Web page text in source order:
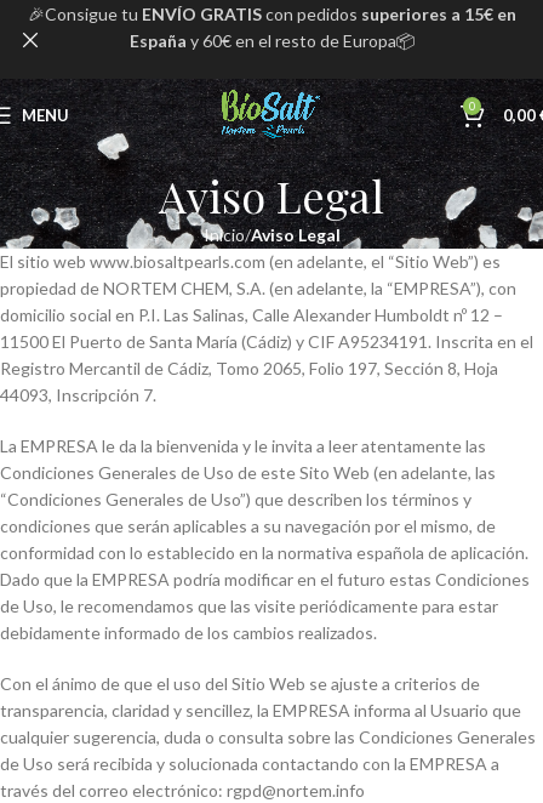
MENU 0 0,00
Aviso Legal
Inicio Aviso Legal
El sitio web www.biosaltpearls.com (en adelante, el “Sitio Web”) es
propiedad de NORTEM CHEM, S.A. (en adelante, la “EMPRESA”), con
domicilio social en P.I. Las Salinas, Calle Alexander Humboldt nº 12 –
11500 El Puerto de Santa María (Cádiz) y CIF A95234191. Inscrita en el
Registro Mercantil de Cádiz, Tomo 2065, Folio 197, Sección 8, Hoja
44093, Inscripción 7.
La EMPRESA le da la bienvenida y le invita a leer atentamente las
Condiciones Generales de Uso de este Sito Web (en adelante, las
“Condiciones Generales de Uso”) que describen los términos y
condiciones que serán aplicables a su navegación por el mismo, de
conformidad con lo establecido en la normativa española de aplicación.
Dado que la EMPRESA podría modificar en el futuro estas Condiciones
de Uso, le recomendamos que las visite periódicamente para estar
debidamente informado de los cambios realizados.
Con el ánimo de que el uso del Sitio Web se ajuste a criterios de
transparencia, claridad y sencillez, la EMPRESA informa al Usuario que
cualquier sugerencia, duda o consulta sobre las Condiciones Generales
de Uso será recibida y solucionada contactando con la EMPRESA a
través del correo electrónico: rgpd@nortem.info
🎉Consigue tu ENVÍO GRATIScon pedidos superiores a 15€ en
España y 60€ en el resto de Europa📦